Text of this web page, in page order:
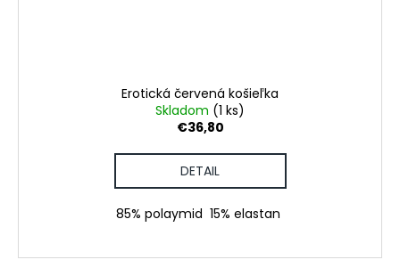
Erotická červená košieľka
Skladom (1 ks)
€36,80
DETAIL
85% polaymid 15% elastan